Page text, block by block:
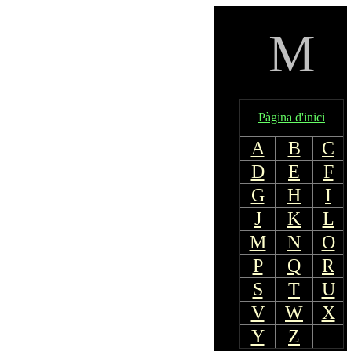
M
Pàgina d'inici
A B
C
D
E
F
G
H
I
J
K
L
M
N
O
P
Q
R
S
T
U
V
W
X
Y
Z